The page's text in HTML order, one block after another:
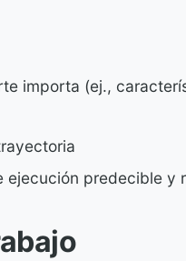
importa (ej.,
ejecución predecible y